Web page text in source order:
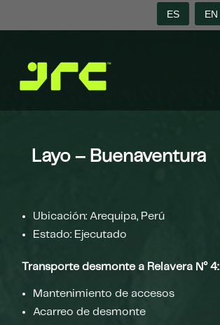
ES EN
Layo – Buenaventura
Ubicación: Arequipa, Perú
Estado: Ejecutado
Transporte desmonte a Relavera N° 4:
Mantenimiento de accesos
Acarreo de desmonte